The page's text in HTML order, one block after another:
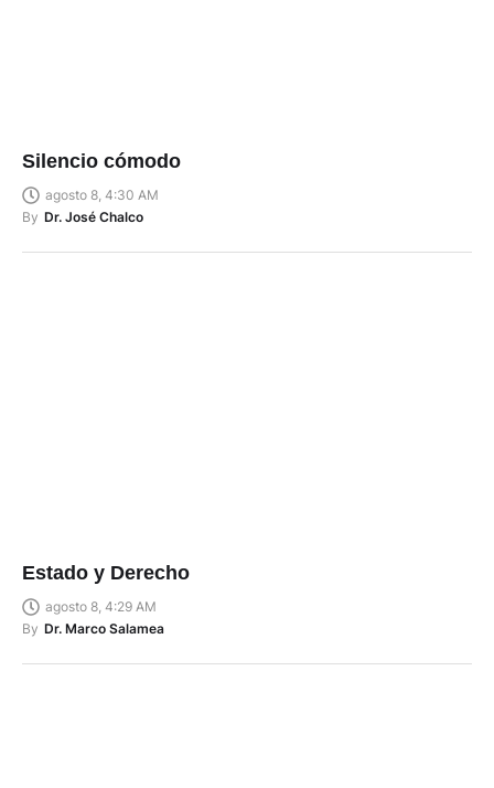
Silencio cómodo
agosto 8, 4:30 AM
By Dr. José Chalco
Estado y Derecho
agosto 8, 4:29 AM
By Dr. Marco Salamea